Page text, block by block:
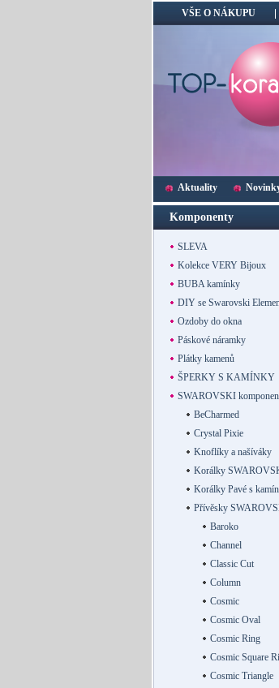
VŠE O NÁKUPU
Aktuality
Komponenty
SLEVA
Kolekce VERY Bijoux
BUBA kamínky
DIY se Swarovski
Ozdoby do okna
Páskové náramky
Plátky kamenů
ŠPERKY S KAMÍNKY
SWAROVSKI
BeCharmed
Crystal Pixie
Knoflíky a našíváky
Korálky
Korálky Pavé s
Přívěsky
Baroko
Channel
Classic Cut
Column
Cosmic
Cosmic Oval
Cosmic Ring
Cosmic Square
Cosmic Triangle